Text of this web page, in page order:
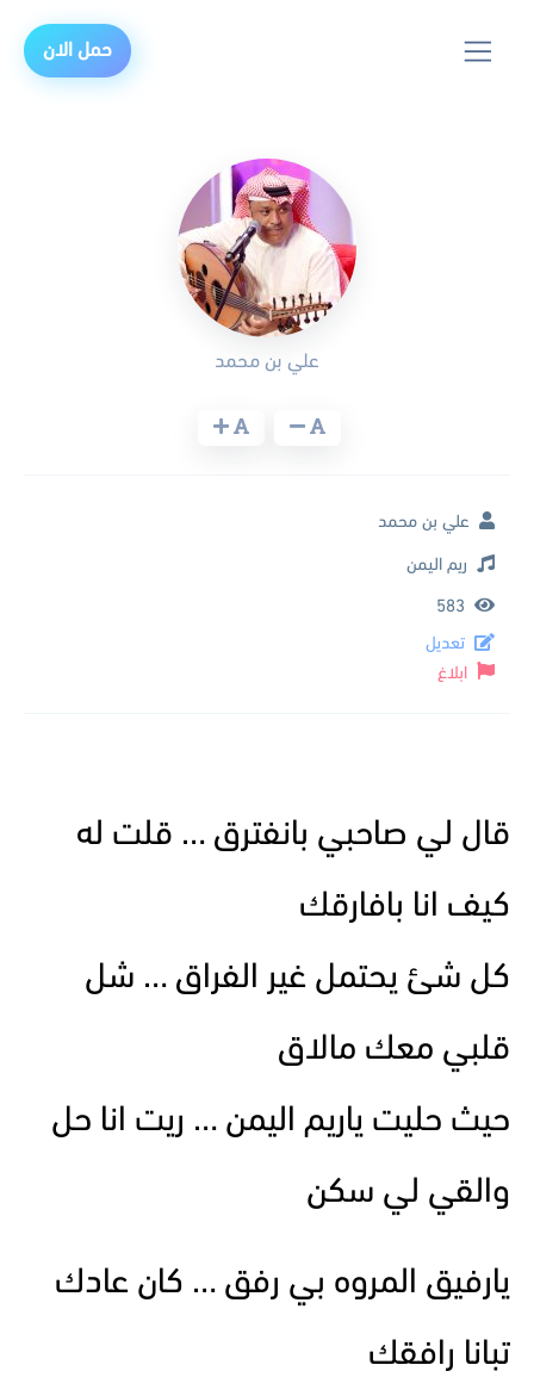
حمل الان
قال لي صاحبي بانفترق … قلت له
كيف انا بافارقك
كل شئ يحتمل غير الفراق … شل
قلبي معك مالاق
حيث حليت ياريم اليمن … ريت انا حل
والقي لي سكن
يارفيق المروه بي رفق … كان عادك
تبانا رافقك
علي بن محمد
علي بن محمد
ريم اليمن
583
تعديل
ابلاغ